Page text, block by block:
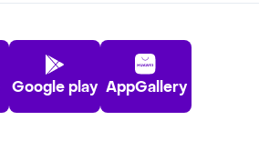
Google play AppGallery